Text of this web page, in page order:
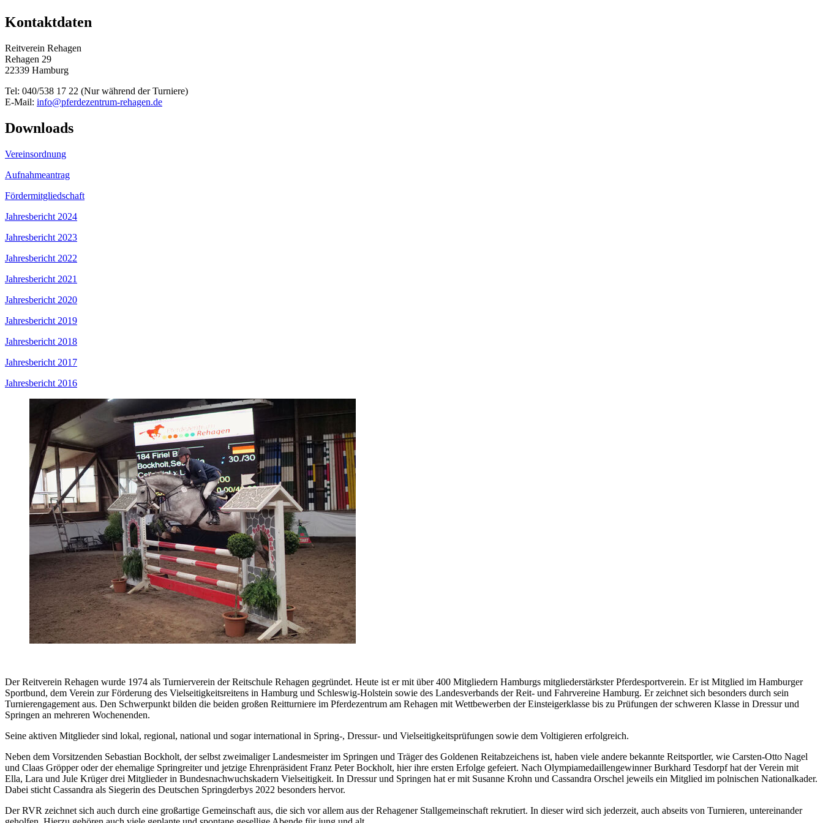
Kontaktdaten
Reitverein Rehagen
Rehagen 29
22339 Hamburg
Tel: 040/538 17 22 (Nur während der Turniere)
E-Mail: info@pferdezentrum-rehagen.de
Downloads
Vereinsordnung
Aufnahmeantrag
Fördermitgliedschaft
Jahresbericht 2024
Jahresbericht 2023
Jahresbericht 2022
Jahresbericht 2021
Jahresbericht 2020
Jahresbericht 2019
Jahresbericht 2018
Jahresbericht 2017
Jahresbericht 2016
Der Reitverein Rehagen wurde 1974 als Turnierverein der Reitschule Rehagen gegründet. Heute ist er mit über 400 Mitgliedern Hamburgs mitgliederstärkster Pferdesportverein. Er ist Mitglied im Hamburger
Sportbund, dem Verein zur Förderung des Vielseitigkeitsreitens in Hamburg und Schleswig-Holstein sowie des Landesverbands der Reit- und Fahrvereine Hamburg. Er zeichnet sich besonders durch sein
Turnierengagement aus. Den Schwerpunkt bilden die beiden großen Reitturniere im Pferdezentrum am Rehagen mit Wettbewerben der Einsteigerklasse bis zu Prüfungen der schweren Klasse in Dressur und
Springen an mehreren Wochenenden.
Seine aktiven Mitglieder sind lokal, regional, national und sogar international in Spring-, Dressur- und Vielseitigkeitsprüfungen sowie dem Voltigieren erfolgreich.
Neben dem Vorsitzenden Sebastian Bockholt, der selbst zweimaliger Landesmeister im Springen und Träger des Goldenen Reitabzeichens ist, haben viele andere bekannte Reitsportler, wie Carsten-Otto Nagel
und Claas Gröpper oder der ehemalige Springreiter und jetzige Ehrenpräsident Franz Peter Bockholt, hier ihre ersten Erfolge gefeiert. Nach Olympiamedaillengewinner Burkhard Tesdorpf hat der Verein mit
Ella, Lara und Jule Krüger drei Mitglieder in Bundesnachwuchskadern Vielseitigkeit. In Dressur und Springen hat er mit Susanne Krohn und Cassandra Orschel jeweils ein Mitglied im polnischen Nationalkader.
Dabei sticht Cassandra als Siegerin des Deutschen Springderbys 2022 besonders hervor.
Der RVR zeichnet sich auch durch eine großartige Gemeinschaft aus, die sich vor allem aus der Rehagener Stallgemeinschaft rekrutiert. In dieser wird sich jederzeit, auch abseits von Turnieren, untereinander